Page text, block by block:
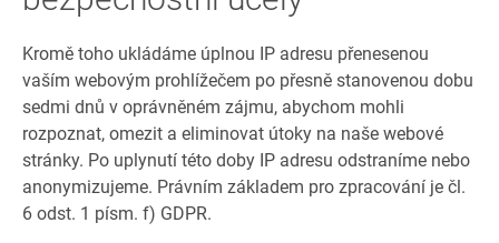
Kromě toho ukládáme úplnou IP adresu přenesenou
vaším webovým prohlížečem po přesně stanovenou dobu
sedmi dnů v oprávněném zájmu, abychom mohli
rozpoznat, omezit a eliminovat útoky na naše webové
stránky. Po uplynutí této doby IP adresu odstraníme nebo
anonymizujeme. Právním základem pro zpracování je čl.
6 odst. 1 písm. f) GDPR.